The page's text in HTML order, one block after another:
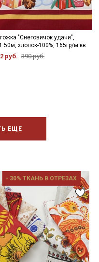
"Снеговичок удачи",
хлопок-100%, 165гр/м.кв
руб. 390 руб.
ЕЩЕ
- 30% ТКАНЬ В ОТРЕЗАХ